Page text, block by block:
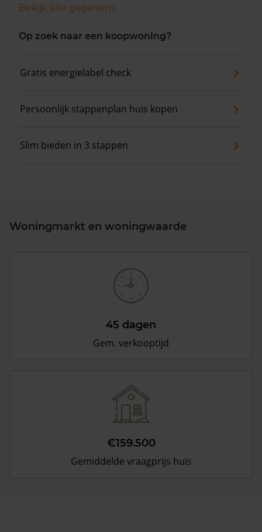
Bekijk alle gegevens
Op zoek naar een koopwoning?
Gratis energielabel check
Persoonlijk stappenplan huis kopen
Slim bieden in 3 stappen
Woningmarkt en woningwaarde
45 dagen
Gem. verkooptijd
€159.500
Gemiddelde vraagprijs huis